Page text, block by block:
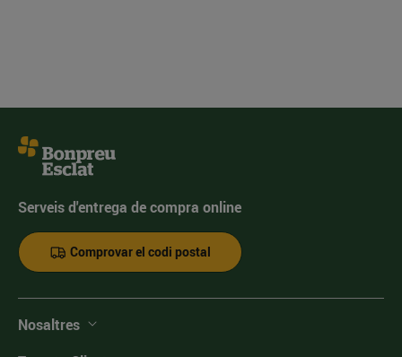
Serveis d'entrega de compra online
Comprovar el codi postal
Nosaltres